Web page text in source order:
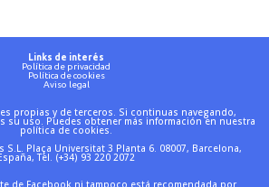
Links de interés
Política de privacidad
Política de cookies
Aviso legal
propias y de terceros. Si continuas navegando,
su uso. Puedes obtener más información en nuestra
política de cookies.
S.L. Plaça Universitat 3 Planta 6. 08007, Barcelona,
Tel. (+34) 93 220 2072
de Facebook ni tampoco está recomendada por